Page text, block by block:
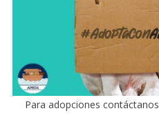
Para adopciones contáctanos